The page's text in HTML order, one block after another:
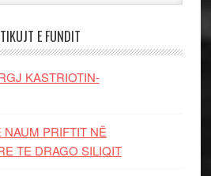
E FUNDIT
KASTRIOTIN-
PRIFTIT NË
TE DRAGO SILIQIT